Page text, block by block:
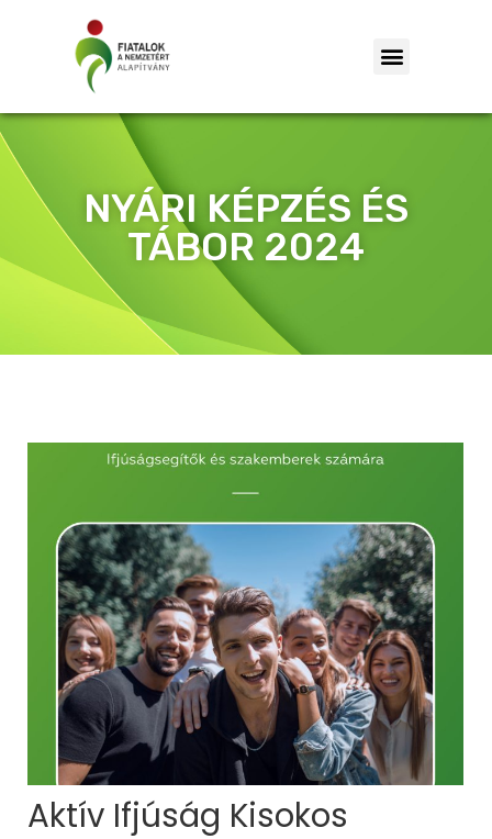
NYÁRI KÉPZÉS ÉS
TÁBOR 2024
Aktív Ifjúság Kisokos